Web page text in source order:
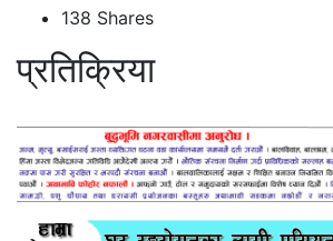
138 Shares
प्रतिक्रिया